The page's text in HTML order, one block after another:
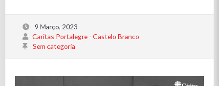
9 Março, 2023
Caritas Portalegre - Castelo Branco
Sem categoria